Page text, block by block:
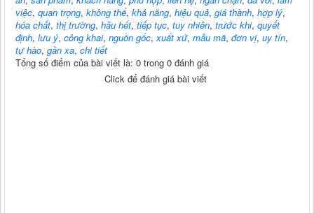
việc, quan trọng, không thể, khả năng, hiệu quả, giá thành, hợp lý,
hóa chất, thị trường, hầu hết, tiếp tục, tuy nhiên, trước khi, quyết
định, lưu ý, công khai, nguồn gốc, xuất xứ, mẫu mã, đơn vị, uy tín,
tự hào, gần xa, chi tiết
Tổng số điểm của bài viết là: 0 trong 0 đánh giá
Click để đánh giá bài viết